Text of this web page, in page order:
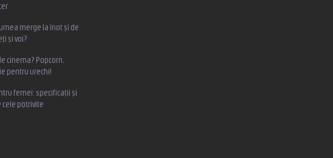
merge la înot și de
și voi?
cinema? Popcorn,
pentru urechi!
femei: specificații și
cele potrivite